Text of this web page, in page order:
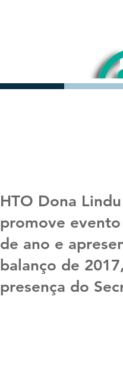
HTO Dona Lindu
promove
de ano e
balanço de
presença do